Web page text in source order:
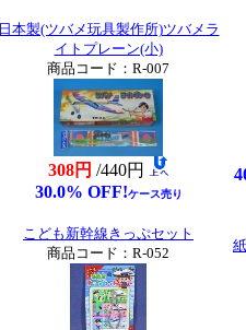
日本製(ツバメ玩具製作所)ツバメラ
イトプレーン(小)
商品コード：R-007
308円 /440円
30.0% OFF!ケース売り
こども新幹線きっぷセット
商品コード：R-052